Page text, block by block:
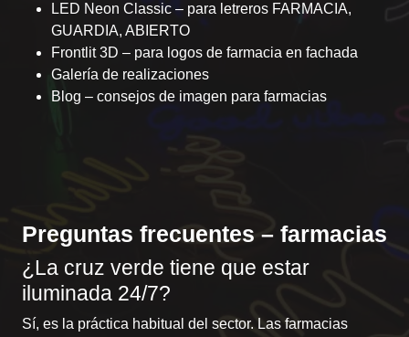
LED Neon Classic – para letreros FARMACIA,
GUARDIA, ABIERTO
Frontlit 3D – para logos de farmacia en fachada
Galería de realizaciones
Blog – consejos de imagen para farmacias
Preguntas frecuentes – farmacias
¿La cruz verde tiene que estar
iluminada 24/7?
Sí, es la práctica habitual del sector. Las farmacias